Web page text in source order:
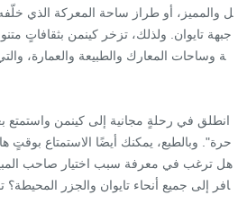
جبهة تايوان. ولذلك، تزخر كينمن بثقافاتٍ
ة وساحات المعارك والطبيعة والعمارة،
انطلق في رحلةٍ مجانية إلى كينمن واستمتع
هل ترغب في معرفة سبب اختيار صاحب
افر إلى جميع أنحاء تايوان والجزر